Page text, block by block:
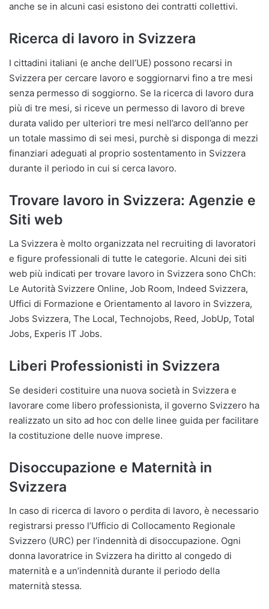
anche se in alcuni casi esistono dei contratti collettivi.
Ricerca di lavoro in Svizzera
I cittadini italiani (e anche dell’UE) possono recarsi in
Svizzera per cercare lavoro e soggiornarvi fino a tre mesi
senza permesso di soggiorno. Se la ricerca di lavoro dura
più di tre mesi, si riceve un permesso di lavoro di breve
durata valido per ulteriori tre mesi nell’arco dell’anno per
un totale massimo di sei mesi, purchè si disponga di mezzi
finanziari adeguati al proprio sostentamento in Svizzera
durante il periodo in cui si cerca lavoro.
Trovare lavoro in Svizzera: Agenzie e
Siti web
La Svizzera è molto organizzata nel recruiting di lavoratori
e figure professionali di tutte le categorie. Alcuni dei siti
web più indicati per trovare lavoro in Svizzera sono ChCh:
Le Autorità Svizzere Online, Job Room, Indeed Svizzera,
Uffici di Formazione e Orientamento al lavoro in Svizzera,
Jobs Svizzera, The Local, Technojobs, Reed, JobUp, Total
Jobs, Experis IT Jobs.
Liberi Professionisti in Svizzera
Se desideri costituire una nuova società in Svizzera e
lavorare come libero professionista, il governo Svizzero ha
realizzato un sito ad hoc con delle linee guida per facilitare
la costituzione delle nuove imprese.
Disoccupazione e Maternità in
Svizzera
In caso di ricerca di lavoro o perdita di lavoro, è necessario
registrarsi presso l’Ufficio di Collocamento Regionale
Svizzero (URC) per l’indennità di disoccupazione. Ogni
donna lavoratrice in Svizzera ha diritto al congedo di
maternità e a un’indennità durante il periodo della
maternità stessa.